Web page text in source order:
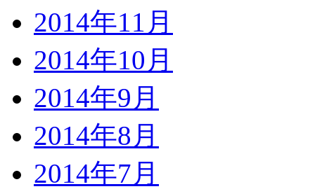
2014年11月
2014年10月
2014年9月
2014年8月
2014年7月